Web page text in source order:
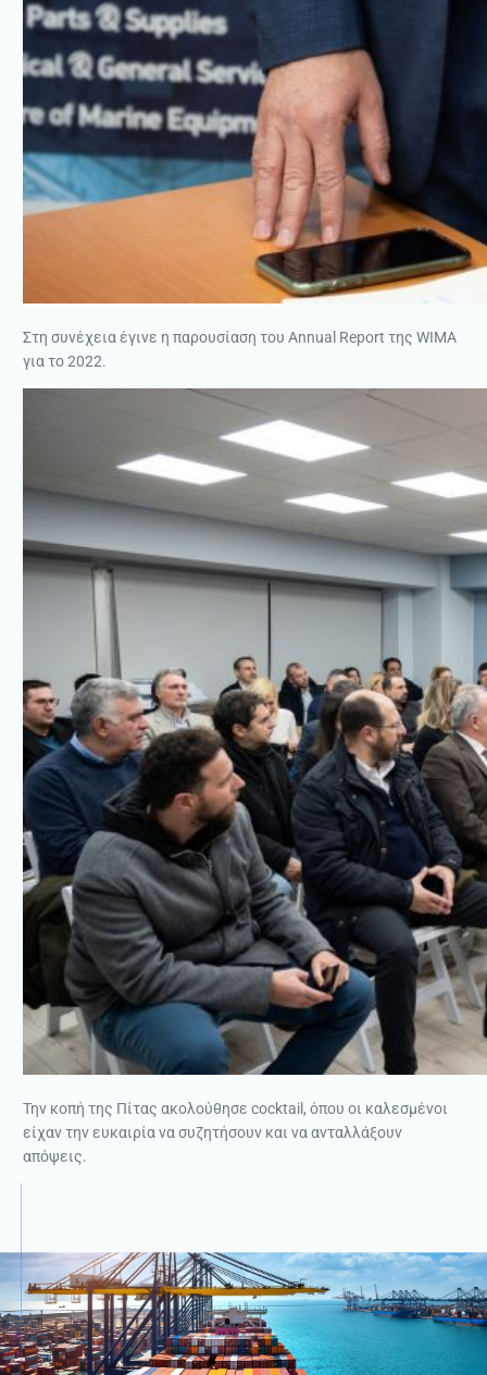
Στη συνέχεια έγινε η παρουσίαση του Annual Report της WIMA
για το 2022.
Την κοπή της Πίτας ακολούθησε cocktail, όπου οι καλεσμένοι
είχαν την ευκαιρία να συζητήσουν και να ανταλλάξουν
απόψεις.